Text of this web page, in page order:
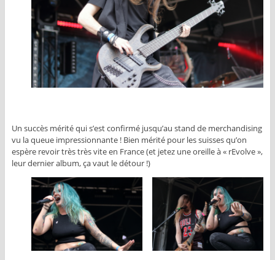
Un succès mérité qui s’est confirmé jusqu’au stand de merchandising
vu la queue impressionnante ! Bien mérité pour les suisses qu’on
espère revoir très très vite en France (et jetez une oreille à « rEvolve »,
leur dernier album, ça vaut le détour !)